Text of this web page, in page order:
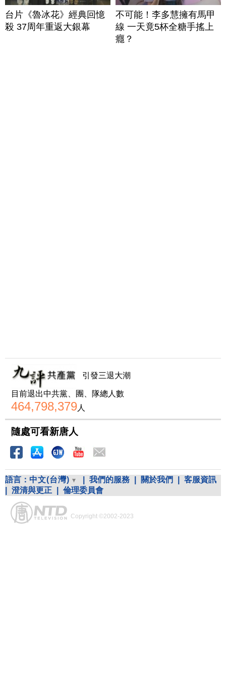
台片《魯冰花》經典回憶
殺 37周年重返大銀幕
不可能！李多慧擁有馬甲
線 一天竟5杯全糖手搖上
癮？
引發三退大潮
目前退出中共黨、團、隊總人數
464,798,379人
隨處可看新唐人
語言： 中文(台灣) 我們的服務 關於我們
客服資訊
澄清與更正 倫理委員會
Copyright ©2002-2023